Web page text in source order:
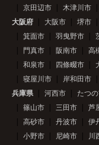
京田辺市
木津川市
大阪府
大阪市 堺市
箕面市
羽曳野市
門真市
阪南市 高
和泉市
四條畷市
寝屋川市
岸和田市
兵庫県
河西市 たつ
篠山市
三田市 芦
高砂市
丹波市 伊
小野市
尼崎市 川